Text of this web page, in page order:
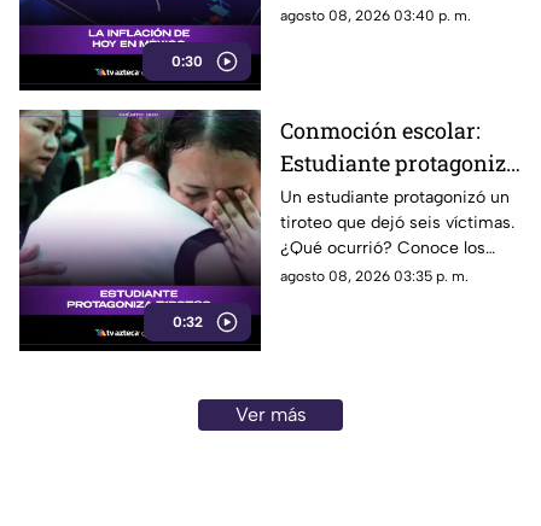
0:30
subido de precio y cómo
agosto 08, 2026 03:40 p. m.
0:32
Conmoción escolar:
Estudiante protagoniza
t1r0t30 con seis
víctimas
Un estudiante protagonizó un
tiroteo que dejó seis víctimas.
¿Qué ocurrió? Conoce los
detalles de esta tragedia.
agosto 08, 2026 03:35 p. m.
Ver más